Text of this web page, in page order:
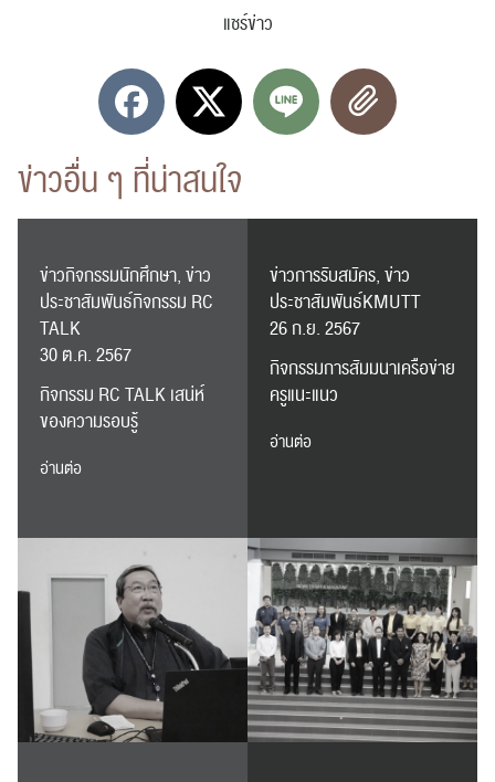
แชร์ข่าว
ข่าวอื่น ๆ ที่น่าสนใจ
ข่าวกิจกรรมนักศึกษา, ข่าว
ประชาสัมพันธ์กิจกรรม RC
TALK
30 ต.ค. 2567
กิจกรรม RC TALK เสน่ห์
ของความรอบรู้
อ่านต่อ
ข่าวการรับสมัคร, ข่าว
ประชาสัมพันธ์KMUTT
26 ก.ย. 2567
กิจกรรมการสัมมนาเครือข่าย
ครูแนะแนว
อ่านต่อ